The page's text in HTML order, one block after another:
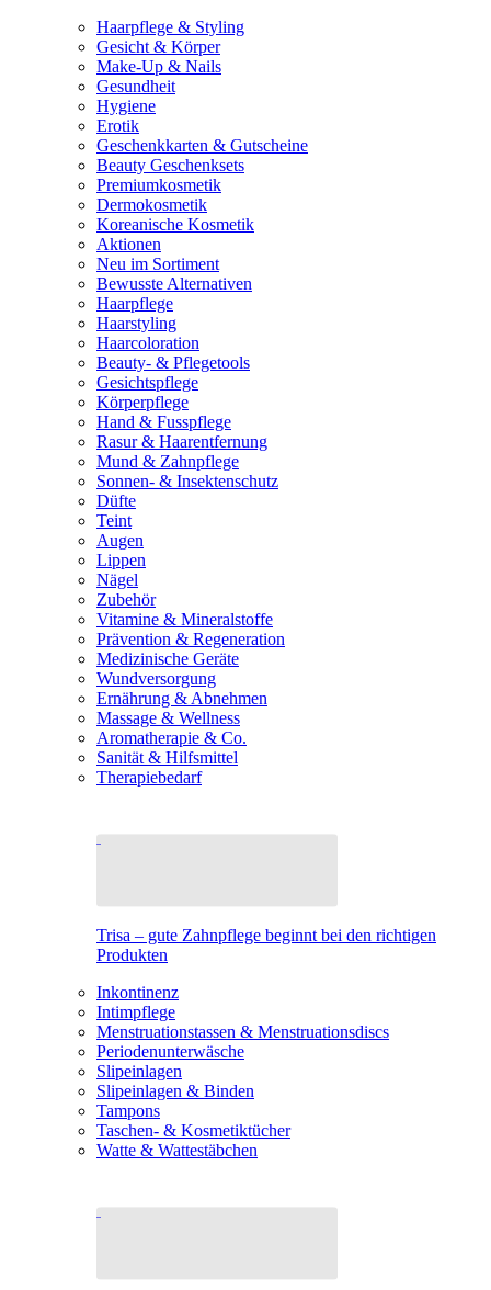
Haarpflege & Styling
Gesicht & Körper
Make-Up & Nails
Gesundheit
Hygiene
Erotik
Geschenkkarten & Gutscheine
Beauty Geschenksets
Premiumkosmetik
Dermokosmetik
Koreanische Kosmetik
Aktionen
Neu im Sortiment
Bewusste Alternativen
Haarpflege
Haarstyling
Haarcoloration
Beauty- & Pflegetools
Gesichtspflege
Körperpflege
Hand & Fusspflege
Rasur & Haarentfernung
Mund & Zahnpflege
Sonnen- & Insektenschutz
Düfte
Teint
Augen
Lippen
Nägel
Zubehör
Vitamine & Mineralstoffe
Prävention & Regeneration
Medizinische Geräte
Wundversorgung
Ernährung & Abnehmen
Massage & Wellness
Aromatherapie & Co.
Sanität & Hilfsmittel
Therapiebedarf
Trisa – gute Zahnpflege beginnt bei den richtigen
Produkten
Inkontinenz
Intimpflege
Menstruationstassen & Menstruationsdiscs
Periodenunterwäsche
Slipeinlagen
Slipeinlagen & Binden
Tampons
Taschen- & Kosmetiktücher
Watte & Wattestäbchen